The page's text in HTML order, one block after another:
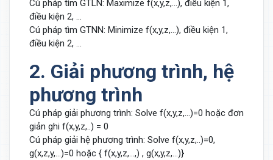
Cú pháp tìm GTLN: Maximize f(x,y,z,...), điều kiện 1,
điều kiện 2, ...
Cú pháp tìm GTNN: Minimize f(x,y,z,...), điều kiện 1,
điều kiện 2, ...
2. Giải phương trình, hệ
phương trình
Cú pháp giải phương trình: Solve f(x,y,z,...)=0 hoặc đơn
giản ghi f(x,y,z,..) = 0
Cú pháp giải hệ phương trình: Solve f(x,y,z,..)=0,
g(x,z,y,...)=0 hoặc { f(x,y,z,...,) , g(x,y,z,...)}